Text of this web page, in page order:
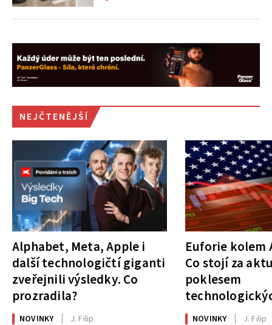
NEJČTENĚJŠÍ
Alphabet, Meta, Apple i
další technologičtí giganti
zveřejnili výsledky. Co
prozradila?
NOVINKY J. Filip
Euforie kolem
Co stojí za
poklesem
NOVINKY J. Filip